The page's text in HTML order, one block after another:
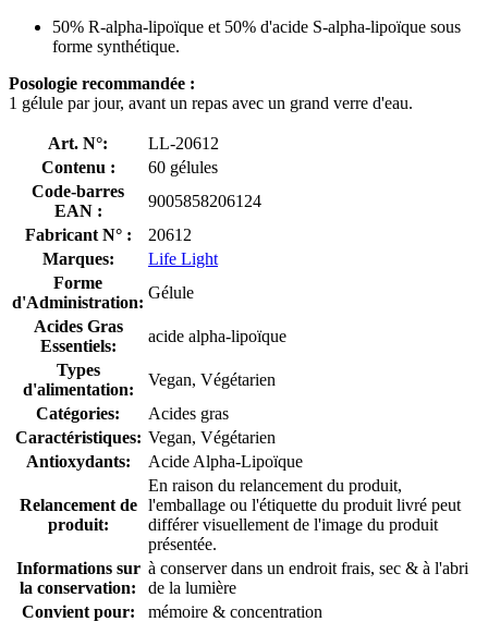
50% R-alpha-lipoïque et 50% d'acide S-alpha-lipoïque sous
forme synthétique.
Posologie recommandée :
1 gélule par jour, avant un repas avec un grand verre d'eau.
Art. N°:
LL-20612
Contenu :
60 gélules
Code-barres
EAN :
9005858206124
Fabricant N° :
20612
Marques:
Life Light
Forme
d'Administration:
Gélule
Acides Gras
Essentiels:
acide alpha-lipoïque
Types
d'alimentation:
Vegan, Végétarien
Catégories:
Acides gras
Caractéristiques: Vegan, Végétarien
Antioxydants:
Acide Alpha-Lipoïque
Relancement de
produit:
En raison du relancement du produit,
l'emballage ou l'étiquette du produit livré peut
différer visuellement de l'image du produit
présentée.
Informations sur
la conservation:
à conserver dans un endroit frais, sec & à l'abri
de la lumière
Convient pour:
mémoire & concentration